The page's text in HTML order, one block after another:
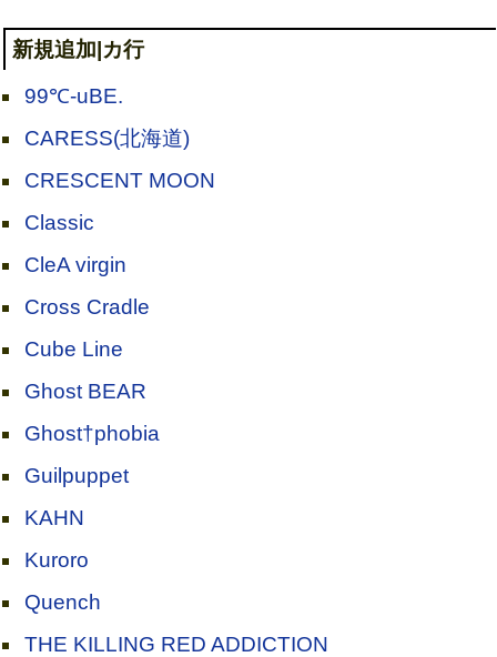
新規追加|カ行
99℃-uBE.
CARESS(北海道)
CRESCENT MOON
Classic
CleA virgin
Cross Cradle
Cube Line
Ghost BEAR
Ghost†phobia
Guilpuppet
KAHN
Kuroro
Quench
THE KILLING RED ADDICTION